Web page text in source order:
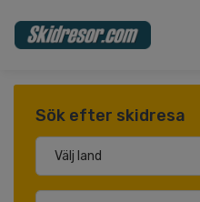
Sök efter skidresa